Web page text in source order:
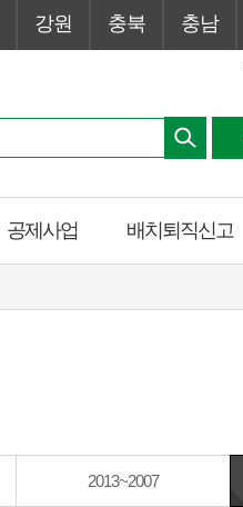
강원 충북 충남
공제사업 배치퇴직신고
2013~2007